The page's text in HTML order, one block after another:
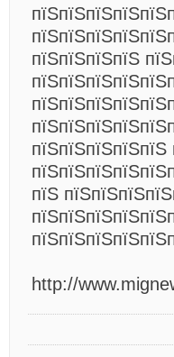
пїЅпїЅпїЅпїЅ
пїЅ
http://